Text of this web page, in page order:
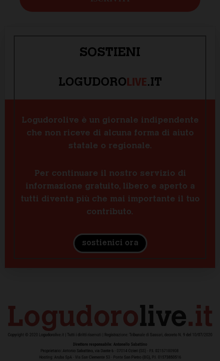
SOSTIENI
LOGUDOROLIVE.IT
Logudorolive è un giornale indipendente
che non riceve di alcuna forma di aiuto
statale o regionale.
Per continuare il nostro servizio di
informazione gratuito, libero e aperto a
tutti diventa più che mai importante il tuo
contributo.
sostienici ora